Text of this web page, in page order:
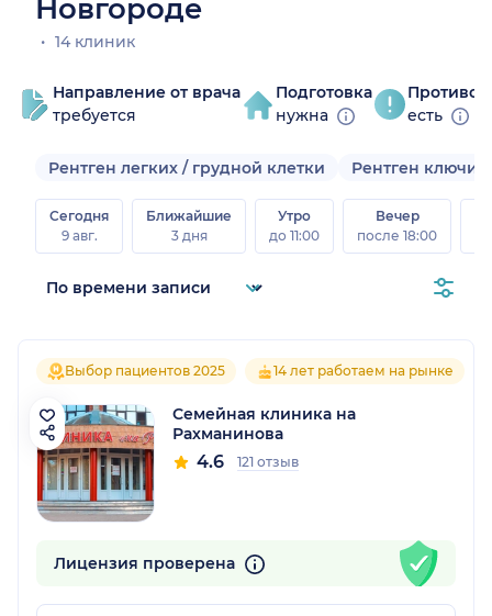
Новгороде
14 клиник
Направление от врача
требуется
Подготовка
нужна
есть
Рентген легких / грудной клетки Рентген
Сегодня
9 авг.
Ближайшие
3 дня
Утро
до 11:00
Вечер
после 18:00
Выбор пациентов 2025 14 лет работаем на рынке
Семейная клиника на
Рахманинова
4.6 121 отзыв
Лицензия проверена